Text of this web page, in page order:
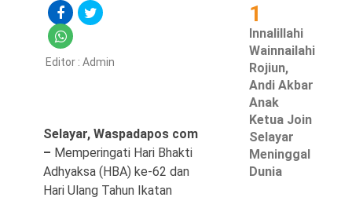
News
Ekonomi
Metro
Hiburan
Editor : Admin
Selayar, Waspadapos com
– Memperingati Hari Bhakti
Adhyaksa (HBA) ke-62 dan
Hari Ulang Tahun Ikatan
1
Innalillahi
Wainnailahi
Rojiun,
Andi Akbar
Anak
Ketua Join
Selayar
Meninggal
Dunia